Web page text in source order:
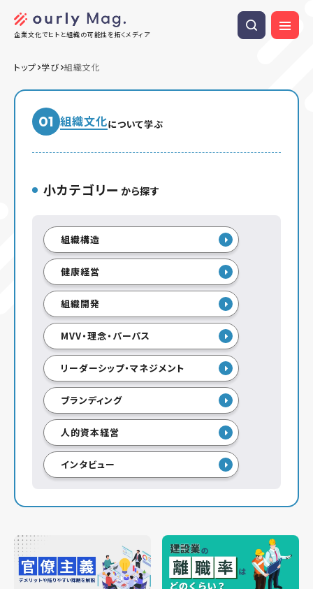
企業文化でヒトと組織の可能性を拓くメディア
トップ 学び 組織文化
01 組織文化について学ぶ
小カテゴリー から探す
組織構造
健康経営
組織開発
MVV・理念・パーパス
リーダーシップ・マネジメント
ブランディング
人的資本経営
インタビュー